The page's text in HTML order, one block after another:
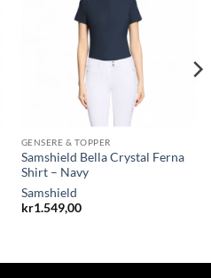
GENSERE & TOPPER
Samshield Bella Crystal Ferna
Shirt – Navy
Samshield
kr1.549,00